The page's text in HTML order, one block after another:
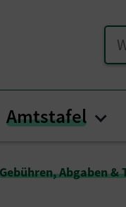
for
Amtstafel
Gebühren, Abgaben &